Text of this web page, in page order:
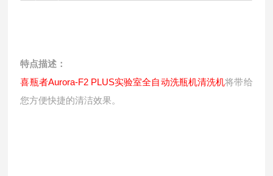
特点描述：
喜瓶者Aurora-F2 PLUS实验室全自动洗瓶机清洗机将带给
您方便快捷的清洁效果。